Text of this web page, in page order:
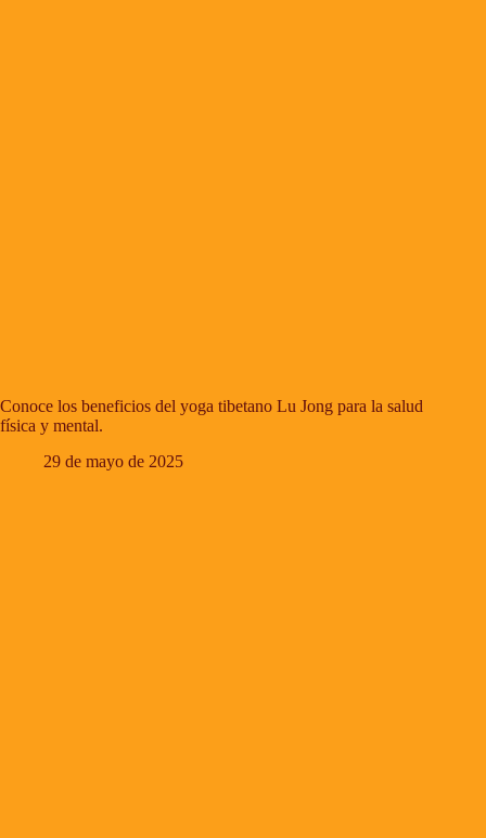
Conoce los beneficios del yoga tibetano Lu Jong para la salud
física y mental.
29 de mayo de 2025